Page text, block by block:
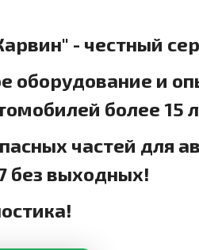
- честный
оборудование и
более 15
частей для
без выходных!